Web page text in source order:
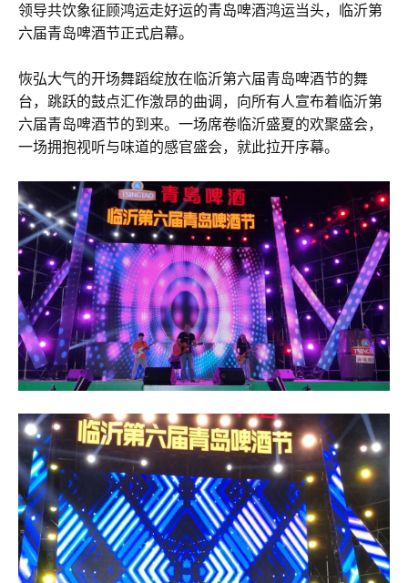
领导共饮象征顾鸿运走好运的青岛啤酒鸿运当头，临沂第
六届青岛啤酒节正式启幕。
恢弘大气的开场舞蹈绽放在临沂第六届青岛啤酒节的舞
台，跳跃的鼓点汇作激昂的曲调，向所有人宣布着临沂第
六届青岛啤酒节的到来。一场席卷临沂盛夏的欢聚盛会，
一场拥抱视听与味道的感官盛会，就此拉开序幕。